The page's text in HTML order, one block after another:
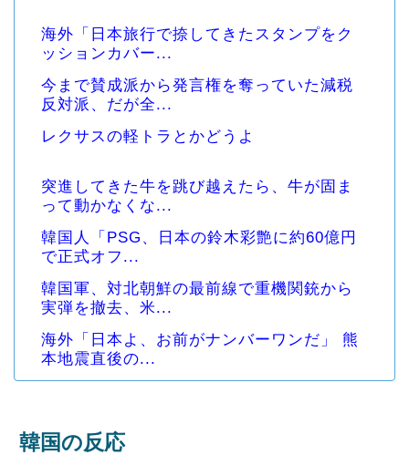
海外「日本旅行で捺してきたスタンプをク
ッションカバー...
今まで賛成派から発言権を奪っていた減税
反対派、だが全...
レクサスの軽トラとかどうよ
突進してきた牛を跳び越えたら、牛が固ま
って動かなくな...
韓国人「PSG、日本の鈴木彩艶に約60億円
で正式オフ...
韓国軍、対北朝鮮の最前線で重機関銃から
実弾を撤去、米...
海外「日本よ、お前がナンバーワンだ」 熊
本地震直後の...
韓国の反応